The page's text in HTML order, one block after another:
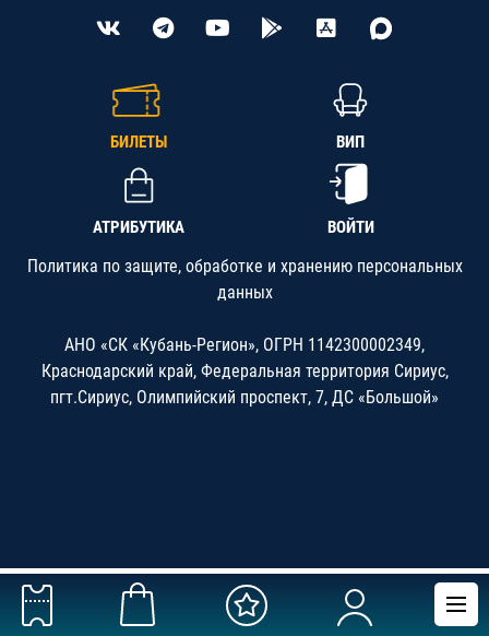
БИЛЕТЫ ВИП
АТРИБУТИКА ВОЙТИ
Политика по защите, обработке и хранению персональных
данных
АНО «СК «Кубань-Регион», ОГРН 1142300002349,
Краснодарский край, Федеральная территория Сириус,
пгт.Сириус, Олимпийский проспект, 7, ДС «Большой»